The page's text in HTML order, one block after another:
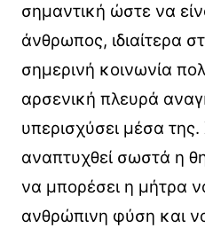
σημαντική ώστε να
άνθρωπος, ιδιαίτερα
σημερινή κοινωνία
αρσενική πλευρά
υπερισχύσει μέσα της.
αναπτυχθεί σωστά η
να μπορέσει η μήτρα
ανθρώπινη φύση και